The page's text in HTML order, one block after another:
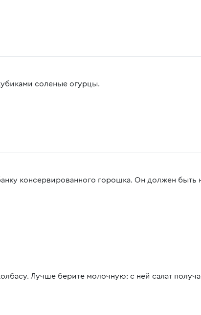
соленые огурцы.
консервированного горошка. Он должен быть
Лучше берите молочную: с ней салат